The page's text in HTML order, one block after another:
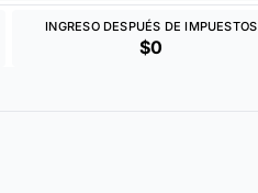
INGRESO DESPUÉS DE IMPUESTOS
$0